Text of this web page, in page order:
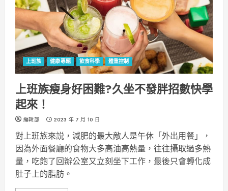
上班族 健康專題 飲食科學 體重控制
上班族瘦身好困難?久坐不發胖招數快學
起來！
編輯部 2023 年 7 月 10 日
對上班族來説，減肥的最大敵人是午休「外出用餐」，
因為外面餐廳的食物大多高油高熱量，往往攝取過多熱
量，吃飽了回辦公室又立刻坐下工作，最後只會轉化成
肚子上的脂肪。